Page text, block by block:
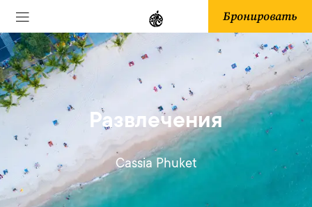
Бронировать
Развлечения
Cassia Phuket